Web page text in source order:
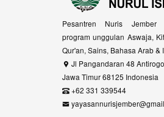
Pesantren Nuris Jember
program unggulan Aswaja,
Qur'an, Sains, Bahasa Arab &
Jl Pangandaran 48
Jawa Timur 68125 Indonesia
+62 331 339544